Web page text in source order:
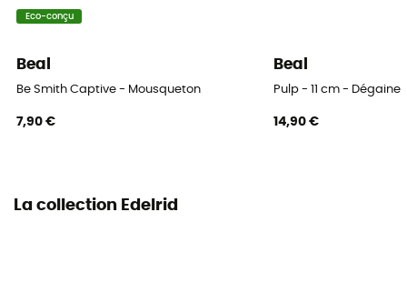
Équipement de protection individuelle
27 kN
Eco-conçu
Beal
Be Smith Captive - Mousqueton
7,90 €
Beal
Pulp - 11 cm - Dégaine
14,90 €
La collection Edelrid